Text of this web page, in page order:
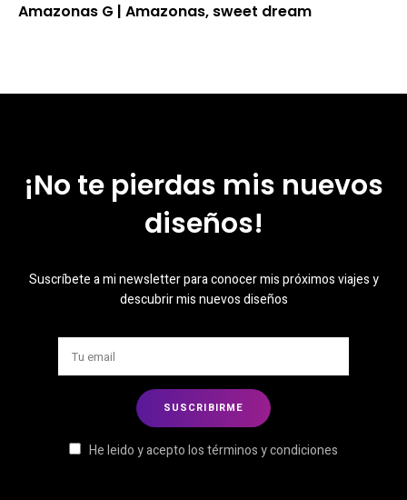
Amazonas G | Amazonas, sweet dream
¡No te pierdas mis nuevos
diseños!
Suscríbete a mi newsletter para conocer mis próximos viajes y
descubrir mis nuevos diseños
He leido y acepto los términos y condiciones